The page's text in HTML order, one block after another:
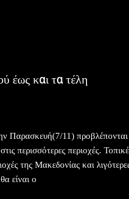
έως και τα τέλη
11) προβλέπονται
περισσότερες περιοχές.
της Μακεδονίας και
είναι ο